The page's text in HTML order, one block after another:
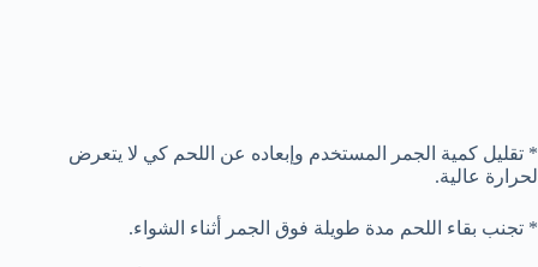
* تقليل كمية الجمر المستخدم وإبعاده عن اللحم كي لا يتعرض
لحرارة عالية.
* تجنب بقاء اللحم مدة طويلة فوق الجمر أثناء الشواء.